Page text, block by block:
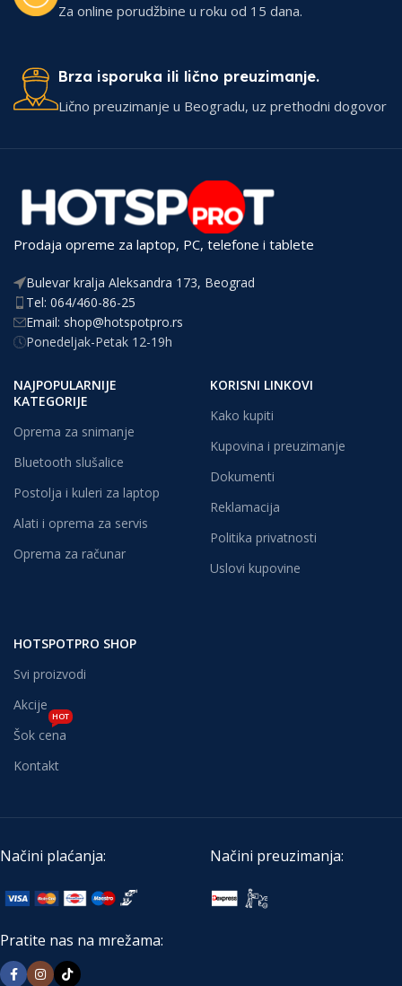
Za online porudžbine u roku od 15 dana.
Brza isporuka ili lično preuzimanje.
Lično preuzimanje u Beogradu, uz prethodni dogovor
Prodaja opreme za laptop, PC, telefone i tablete
Bulevar kralja Aleksandra 173, Beograd
Tel: 064/460-86-25
Email: shop@hotspotpro.rs
Ponedeljak-Petak 12-19h
NAJPOPULARNIJE
KATEGORIJE
Oprema za snimanje
Bluetooth slušalice
Postolja i kuleri za laptop
Alati i oprema za servis
Oprema za računar
KORISNI LINKOVI
Kako kupiti
Kupovina i preuzimanje
Dokumenti
Reklamacija
Politika privatnosti
Uslovi kupovine
HOTSPOTPRO SHOP
Svi proizvodi
Akcije
Šok cena
HOT
Kontakt
Načini plaćanja: Načini preuzimanja:
Pratite nas na mrežama: